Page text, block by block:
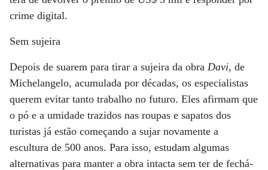
crime digital.
Sem sujeira
Depois de suarem para tirar a sujeira da obra Davi, de
Michelangelo, acumulada por décadas, os especialistas
querem evitar tanto trabalho no futuro. Eles afirmam que
o pó e a umidade trazidos nas roupas e sapatos dos
turistas já estão começando a sujar novamente a
escultura de 500 anos. Para isso, estudam algumas
alternativas para manter a obra intacta sem ter de fechá-